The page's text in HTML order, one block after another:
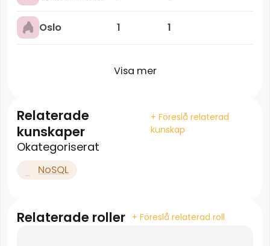
Oslo 1 1
Visa mer
Relaterade
kunskaper
+ Föreslå relaterad
kunskap
Okategoriserat
NoSQL
Relaterade roller + Föreslå relaterad roll